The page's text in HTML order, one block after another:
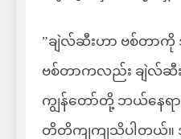
”ချဲလ်ဆီးဟာ ဗစ်တာ
ဗစ်တာကလည်း ချဲလ်ဆီး
ကျွန်တော်တို့ ဘယ်နေရ
တိတိကျကျသိပါတယ်။